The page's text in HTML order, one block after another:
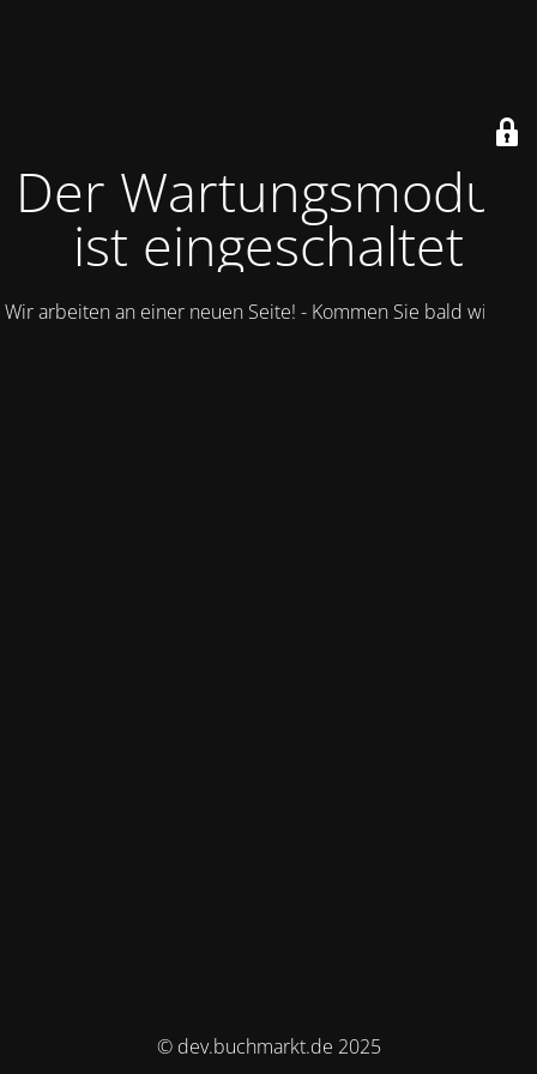
Der Wartungsmodus
ist eingeschaltet
Wir arbeiten an einer neuen Seite! - Kommen Sie bald wieder.
© dev.buchmarkt.de 2025